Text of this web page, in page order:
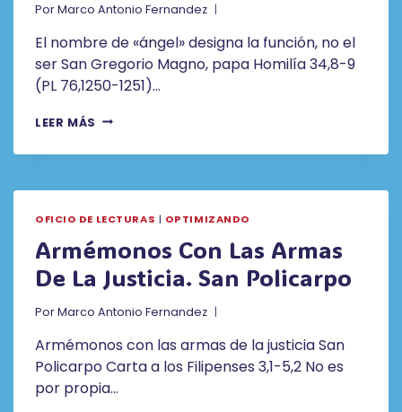
PorMarco Antonio Fernandez
El nombre de «ángel» designa la función, no el
ser San Gregorio Magno, papa Homilía 34,8-9
(PL 76,1250-1251)…
LEER MÁS EL
DE
DESIGNA
FUNCIÓN,
EL
SER.
SAN
GREGORIO
PAPA
OFICIO DE LECTURAS | OPTIMIZANDO
Armémonos Con Las Armas
De La Justicia. San Policarpo
PorMarco Antonio Fernandez
Armémonos con las armas de la justicia San
Policarpo Carta a los Filipenses 3,1-5,2 No es
por propia…